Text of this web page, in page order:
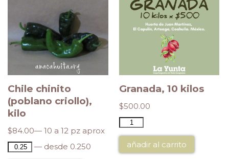
Chile chinito
(poblano criollo),
kilo
$84.00— 10 a 12 pz aprox
— desde 0.250
Granada, 10 kilos
$500.00
añadir al carrito